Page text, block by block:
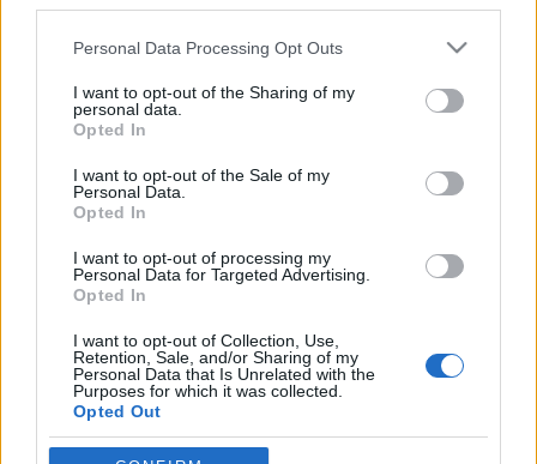
Please note that this website/app uses one or more Google
not limited to your visit or usage behaviour. You may click to
grant or deny consent to Google and its third-party tags to
use your data for below specified purposes in below Google
consent section.
Personal Data Processing Opt Outs
I want to opt-out of the Sharing of my
personal data.
Opted In
I want to opt-out of the Sale of my
Personal Data.
Opted In
I want to opt-out of processing my
Personal Data for Targeted Advertising.
Opted In
I want to opt-out of Collection, Use,
Retention, Sale, and/or Sharing of my
Personal Data that Is Unrelated with the
Purposes for which it was collected.
Opted Out
pragmatica sanctio-ról is volt egy szép
olvasmányunk, mert az is beletartozik az inasi
közismeretbe. Alighanem valami akadémikusból
lehetett kinyírva, mert egy csöppet értelmetlen volt.
Mária Terézia úrbérrendezése
2008. június 08.
szabályozását taglaló cikket azzal zártuk, hogy
"Mária Terézia közigazgatása új alapokra helyezte
az úrbéri viszonyt".Az 1767-ben elrendelt ún. 9
kérdőpontos felmérés a jobbágyterhek
szabályozását…